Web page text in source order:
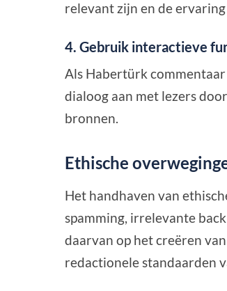
relevant zijn en de
4. Gebruik interactieve
Als Habertürk
dialoog aan met lezers
bronnen.
Ethische
Het handhaven van
spamming, irrelevante
daarvan op het creëren
redactionele standaarden